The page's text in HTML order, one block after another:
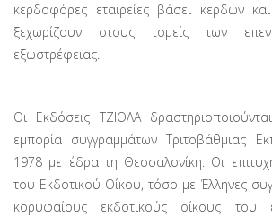
κερδοφόρες εταιρείες βάσει κερδών και
ξεχωρίζουν στους τομείς των
εξωστρέφειας.
Οι Εκδόσεις ΤΖΙΟΛΑ
εμπορία συγγραμμάτων Τριτοβάθμιας
1978 με έδρα τη Θεσσαλονίκη. Οι
του Εκδοτικού Οίκου, τόσο με Έλληνες
κορυφαίους εκδοτικούς οίκους του